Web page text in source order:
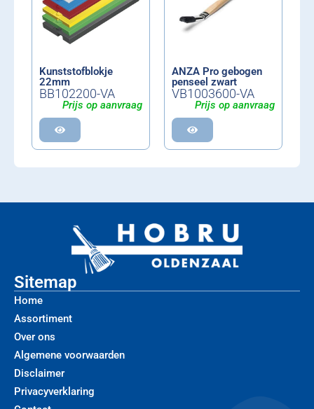
Kunststofblokje
22mm
BB102200-VA
Prijs op aanvraag
ANZA Pro gebogen
penseel zwart
VB1003600-VA
Prijs op aanvraag
Sitemap
Home
Assortiment
Over ons
Algemene voorwaarden
Disclaimer
Privacyverklaring